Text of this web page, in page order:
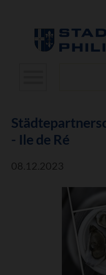
- Ile de Ré
08.12.2023